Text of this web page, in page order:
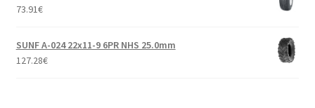
73.91€
SUNF A-024 22x11-9 6PR NHS 25.0mm
127.28€